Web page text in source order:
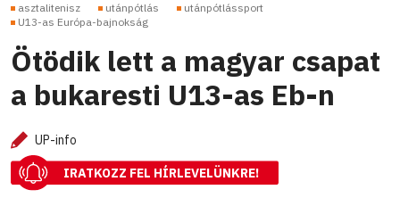
asztalitenisz utánpótlás
utánpótlássport
U13-as Európa-bajnokság
Ötödik lett a magyar csapat
a bukaresti U13-as Eb-n
UP-info
IRATKOZZ FEL HÍRLEVELÜNKRE!